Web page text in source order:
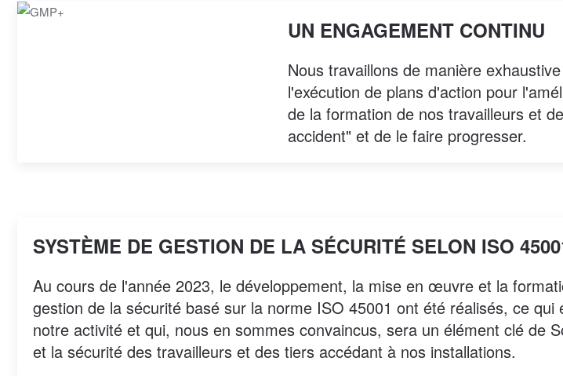
UN ENGAGEMENT CONTINU
Nous travaillons de manière
l'exécution de plans d'action pour
de la formation de nos travailleurs et
accident" et de le faire progresser.
SYSTÈME DE GESTION DE LA SÉCURITÉ SELON ISO
Au cours de l'année 2023, le développement, la mise en œuvre et la
gestion de la sécurité basé sur la norme ISO 45001 ont été réalisés, ce
notre activité et qui, nous en sommes convaincus, sera un élément clé de
et la sécurité des travailleurs et des tiers accédant à nos installations.